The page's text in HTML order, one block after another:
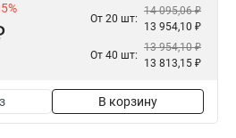
От 20 шт:
14 095,06 ₽
13 954,10 ₽
От 40 шт:
13 954,10 ₽
13 813,15 ₽
В корзину